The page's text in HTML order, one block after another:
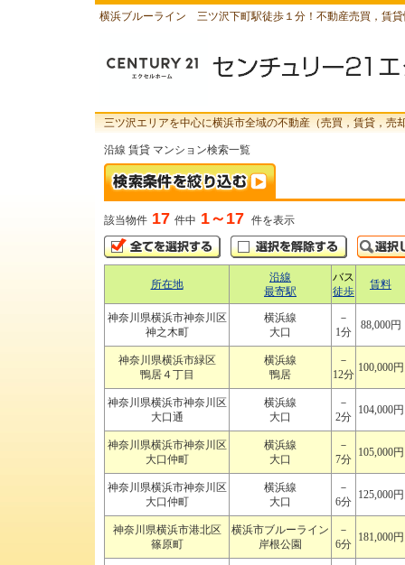
横浜ブルーライン 三ツ沢下町駅徒歩１分！不動産売買，賃
三ツ沢エリアを中心に横浜市全域の不動産（売買，賃貸，
沿線 賃貸 マンション検索一覧
該当物件 17 件中 1～17 件を表示
所在地
沿線
最寄駅
バス
徒歩
賃料
神奈川県横浜市神奈川区
神之木町
横浜線
大口
－
1分
88,000円
神奈川県横浜市緑区
鴨居４丁目
横浜線
鴨居
－
12分
100,000円
神奈川県横浜市神奈川区
大口通
横浜線
大口
－
2分
104,000円
神奈川県横浜市神奈川区
大口仲町
横浜線
大口
－
7分
105,000円
神奈川県横浜市神奈川区
大口仲町
横浜線
大口
－
6分
125,000円
神奈川県横浜市港北区
篠原町
横浜市ブルーライン
岸根公園
－
6分
181,000円